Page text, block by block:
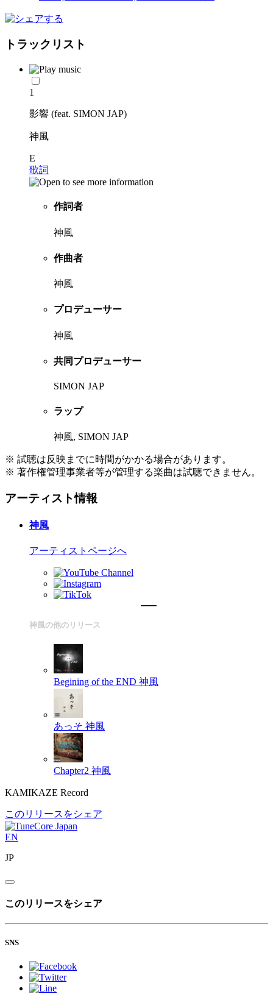
トラックリスト
1
影響 (feat. SIMON JAP)
神風
E
歌詞
作詞者
神風
作曲者
神風
プロデューサー
神風
共同プロデューサー
SIMON JAP
ラップ
神風, SIMON JAP
※ 試聴は反映までに時間がかかる場合があります。
※ 著作権管理事業者等が管理する楽曲は試聴できません。
アーティスト情報
神風
アーティストページへ
神風の他のリリース
Begining of the END 神風
あっそ 神風
Chapter2 神風
KAMIKAZE Record
このリリースをシェア
EN
JP
このリリースをシェア
SNS